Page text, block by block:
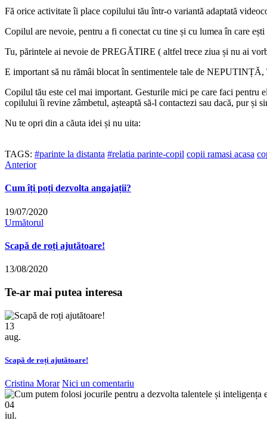
Fă orice activitate îi place copilului tău într-o variantă adaptată
Copilul are nevoie, pentru a fi conectat cu tine și cu lumea în
Tu, părintele ai nevoie de PREGĂTIRE ( altfel trece ziua și nu ai
E important să nu rămâi blocat în sentimentele tale de
Copilul tău este cel mai important. Gesturile mici pe care faci pentru
copilului îi revine zâmbetul, așteaptă să-l contactezi sau dacă, pur și
Nu te opri din a căuta idei și nu uita:
TAGS: #parinte la distanta #relatia parinte-copil copii ramasi acasa
Anterior
Cum îți poți dezvolta angajații?
19/07/2020
Următorul
Scapă de roți ajutătoare!
13/08/2020
Te-ar mai putea interesa
13
aug.
Scapă de roți ajutătoare!
Cristina Morar Nici un comentariu
04
iul.